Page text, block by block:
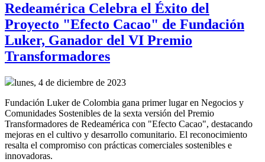
Redeamérica Celebra el Éxito del
Proyecto "Efecto Cacao" de Fundación
Luker, Ganador del VI Premio
Transformadores
lunes, 4 de diciembre de 2023
Fundación Luker de Colombia gana primer lugar en Negocios y
Comunidades Sostenibles de la sexta versión del Premio
Transformadores de Redeamérica con "Efecto Cacao", destacando
mejoras en el cultivo y desarrollo comunitario. El reconocimiento
resalta el compromiso con prácticas comerciales sostenibles e
innovadoras.